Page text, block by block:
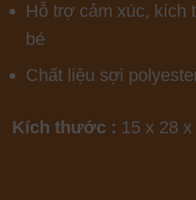
Hỗ trợ cảm xúc, kích
bé
Chất liệu sợi
Kích thước : 15 x 28